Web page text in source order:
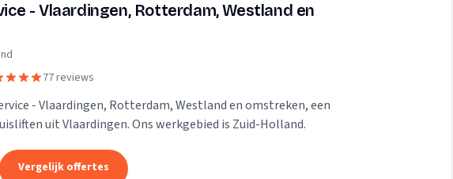
- Vlaardingen, Rotterdam, Westland en
77 reviews
- Vlaardingen, Rotterdam, Westland en omstreken, een
uit Vlaardingen. Ons werkgebied is Zuid-Holland.
Vergelijk offertes